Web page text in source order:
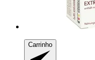
Carrinho